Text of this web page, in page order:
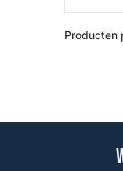
Producten